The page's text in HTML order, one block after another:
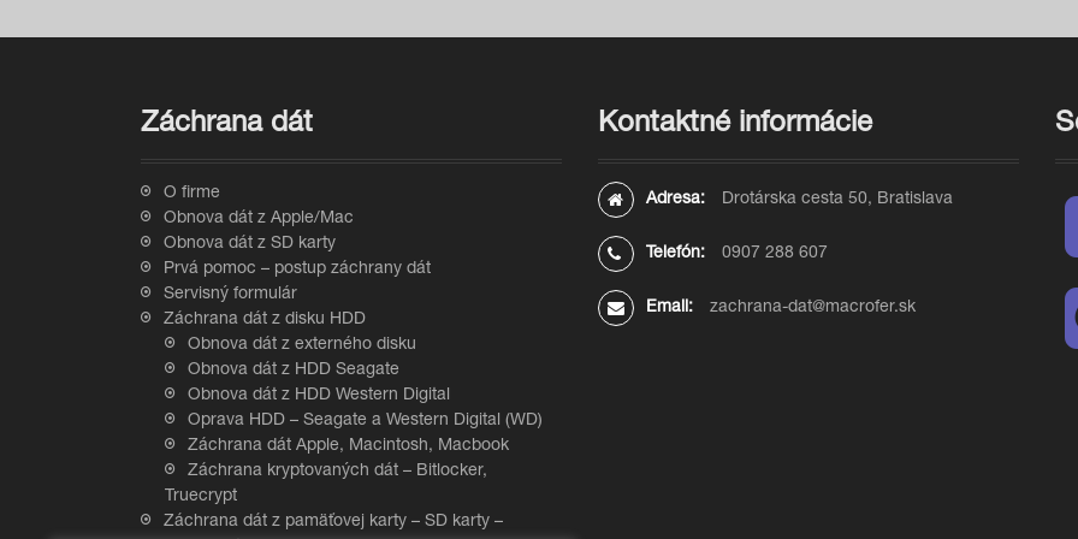
Záchrana dát
O firme
Obnova dát z Apple/Mac
Obnova dát z SD karty
Prvá pomoc – postup záchrany dát
Servisný formulár
Záchrana dát z disku HDD
Obnova dát z externého disku
Obnova dát z HDD Seagate
Obnova dát z HDD Western Digital
Oprava HDD – Seagate a Western Digital (WD)
Záchrana dát Apple, Macintosh, Macbook
Záchrana kryptovaných dát – Bitlocker,
Truecrypt
Záchrana dát z pamäťovej karty – SD karty –
Kontaktné informácie
Adresa: Drotárska cesta 50, Bratislava
Telefón: 0907 288 607
Email: zachrana-dat@macrofer.sk